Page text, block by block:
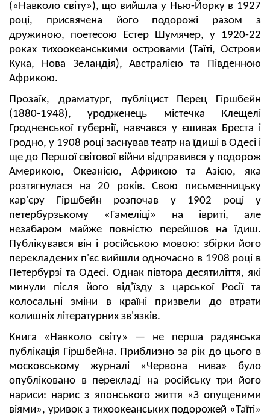
(«Навколо світу»), що вийшла у Нью-Йорку в 1927
році, присвячена його подорожі разом з
дружиною, поетесою Естер Шумячер, у 1920-22
роках тихоокеанськими островами (Таїті, Острови
Кука, Нова Зеландія), Австралією та Південною
Африкою.
Прозаїк, драматург, публіцист Перец Гіршбейн
(1880-1948), уродженець містечка Клещелі
Гродненської губернії, навчався у єшивах Бреста і
Гродно, у 1908 році заснував театр на їдиші в Одесі і
ще до Першої світової війни відправився уподорож
Америкою, Океанією, Африкою та Азією, яка
розтягнулася на 20 років. Свою письменницьку
кар'єру Гіршбейн розпочав у 1902 році у
петербурзькому «Гамеліці» на івриті, але
незабаром майже повністю перейшов на їдиш.
Публікувався він і російською мовою: збірки його
перекладених п'єс вийшли одночасно в 1908 році в
Петербурзі та Одесі. Однак півтора десятиліття, які
минули після його від'їзду з царської Росії та
колосальні зміни в країні призвели до втрати
колишніх літературних зв'язків.
Книга «Навколо світу» — не перша радянська
публікація Гіршбейна. Приблизно за рік до цього в
московському журналі «Червона нива» було
опубліковано в перекладі на російську три його
нариси: нарис з японського життя «З опущеними
віями», уривок з тихоокеанських подорожей «Таїті»